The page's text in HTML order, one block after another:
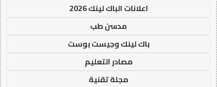
اعلانات الباك لينك 2026
مدسن طب
باك لينك وجيست بوست
مصادر التعليم
مجلة تقنية